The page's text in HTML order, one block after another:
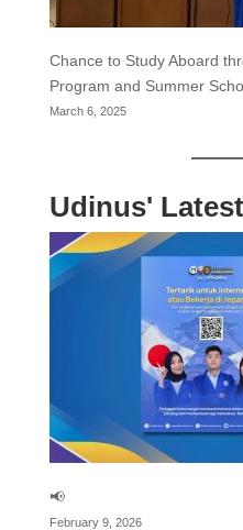
Chance to Study Aboard
Program and Summer
March 6, 2025
Udinus'
📢
February 9, 2026